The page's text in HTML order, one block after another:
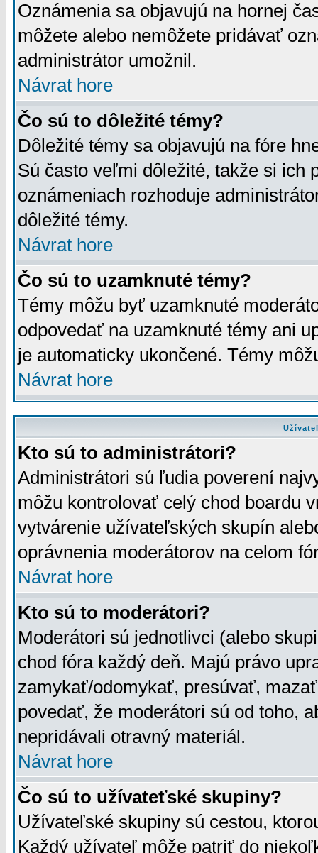
Oznámenia sa objavujú na hornej
môžete alebo nemôžete pridávať
administrátor umožnil.
Návrat hore
Čo sú to dôležité témy?
Dôležité témy sa objavujú na fóre
Sú často veľmi dôležité, takže si ich
oznámeniach rozhoduje
dôležité témy.
Návrat hore
Čo sú to uzamknuté témy?
Témy môžu byť uzamknuté
odpovedať na uzamknuté témy ani
je automaticky ukončené. Témy
Návrat hore
Kto sú to administrátori?
Administrátori sú ľudia poverení
môžu kontrolovať celý chod boardu
vytvárenie užívateľských skupín
oprávnenia moderátorov na celom
Návrat hore
Kto sú to moderátori?
Moderátori sú jednotlivci (alebo
chod fóra každý deň. Majú právo
zamykať/odomykať, presúvať,
povedať, že moderátori sú od toho,
nepridávali otravný materiál.
Návrat hore
Čo sú to užívateťské skupiny?
Užívateľské skupiny sú cestou,
Každý užívateľ môže patriť do